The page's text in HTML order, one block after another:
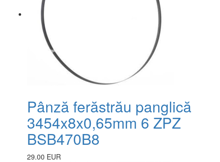
Pânză ferăstrău panglică
3454x8x0,65mm 6 ZPZ
BSB470B8
29.00 EUR